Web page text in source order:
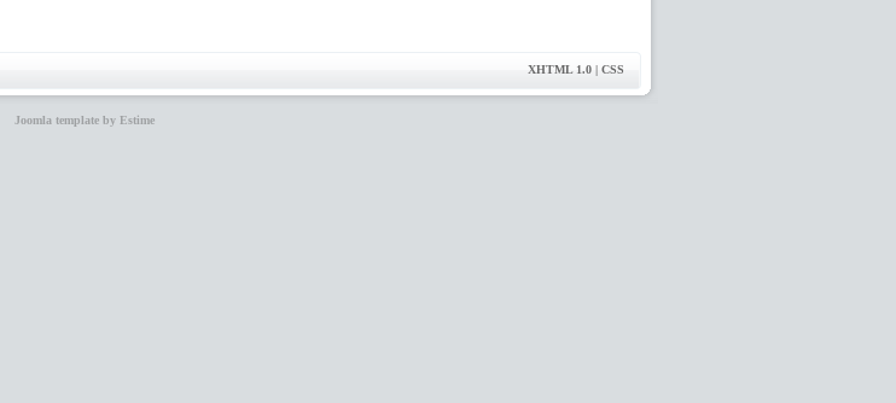
XHTML 1.0 | CSS
Joomla template by Estime